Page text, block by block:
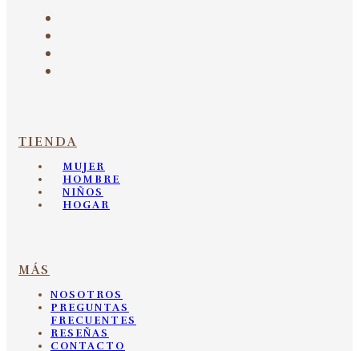
TIENDA
MUJER
HOMBRE
NIÑOS
HOGAR
MÁS
NOSOTROS
PREGUNTAS
FRECUENTES
RESEÑAS
CONTACTO